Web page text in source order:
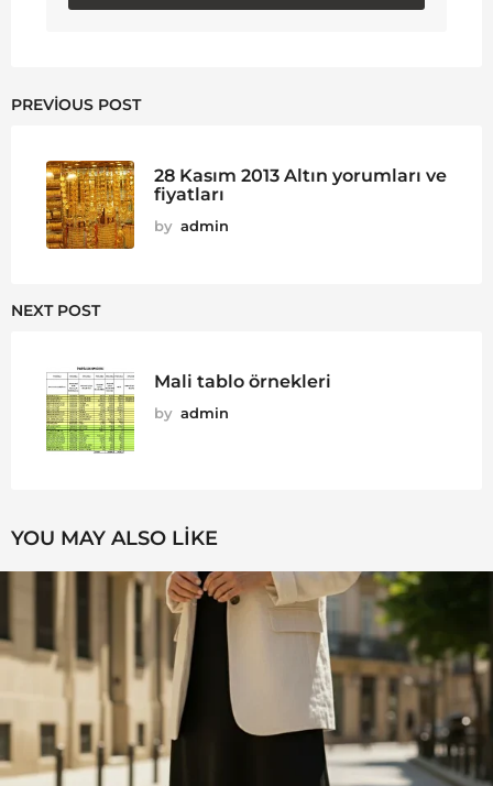
PREVIOUS POST
28 Kasım 2013 Altın yorumları ve
fiyatları
by admin
NEXT POST
Mali tablo örnekleri
by admin
YOU MAY ALSO LIKE